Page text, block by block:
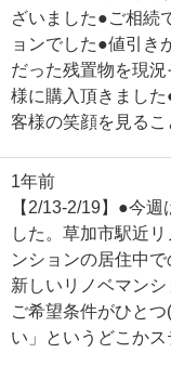
ざいました●ご相続
ョンでした●値引き
だった残置物を現
様に購入頂きまし
客様の笑顔を見るこ
1年前
【2/13-2/19】●今
した。草加市駅近
ンションの居住中
新しいリノベマン
ご希望条件がひと
い」というどこかス